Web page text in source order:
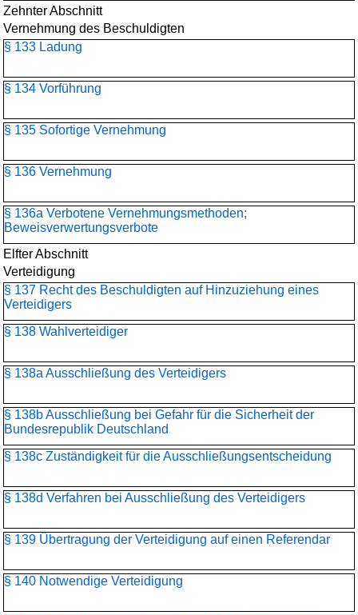
Zehnter Abschnitt
Vernehmung des Beschuldigten
§ 133 Ladung
§ 134 Vorführung
§ 135 Sofortige Vernehmung
§ 136 Vernehmung
§ 136a Verbotene Vernehmungsmethoden;
Beweisverwertungsverbote
Elfter Abschnitt
Verteidigung
§ 137 Recht des Beschuldigten auf Hinzuziehung eines
Verteidigers
§ 138 Wahlverteidiger
§ 138a Ausschließung des Verteidigers
§ 138b Ausschließung bei Gefahr für die Sicherheit der
Bundesrepublik Deutschland
§ 138c Zuständigkeit für die Ausschließungsentscheidung
§ 138d Verfahren bei Ausschließung des Verteidigers
§ 139 Übertragung der Verteidigung auf einen Referendar
§ 140 Notwendige Verteidigung